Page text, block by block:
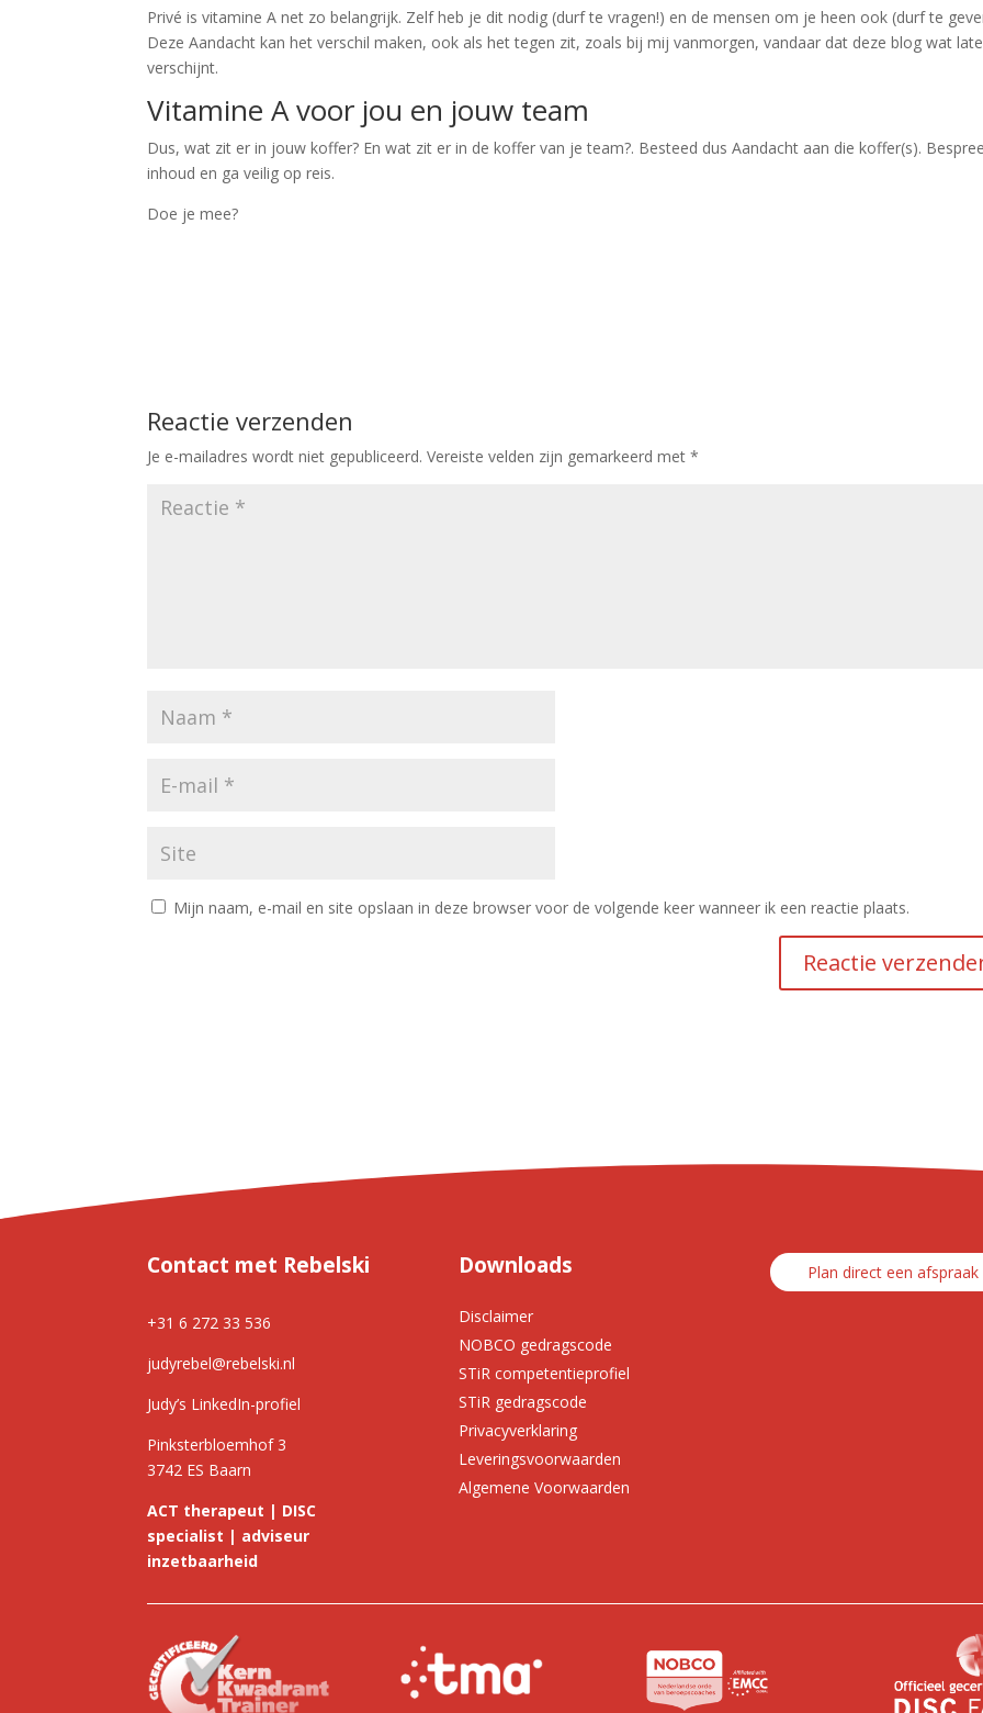
Privé is vitamine A net zo belangrijk. Zelf heb je dit nodig (durf te vragen!) en de mensen om je heen ook (durf te
Deze Aandacht kan het verschil maken, ook als het tegen zit, zoals bij mij vanmorgen, vandaar dat deze blog wat
verschijnt.
Vitamine A voor jou en jouw team
Dus, wat zit er in jouw koffer? En wat zit er in de koffer van je team?. Besteed dus Aandacht aan die koffer(s).
inhoud en ga veilig op reis.
Doe je mee?
Reactie verzenden
Je e-mailadres wordt niet gepubliceerd. Vereiste velden zijn gemarkeerd met*
Mijn naam, e-mail en site opslaan in deze browser voor de volgende keer wanneer ik een reactie plaats.
Contact met Rebelski
+31 6 272 33 536
judyrebel@rebelski.nl
Judy’s LinkedIn-profiel
Pinksterbloemhof 3
3742 ES Baarn
ACT therapeut | DISC
specialist | adviseur
inzetbaarheid
Downloads
Disclaimer
NOBCO gedragscode
STiR competentieprofiel
STiR gedragscode
Privacyverklaring
Leveringsvoorwaarden
Algemene Voorwaarden
Plan direct een afspraak